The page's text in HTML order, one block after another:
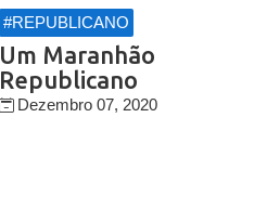
#REPUBLICANO
Um Maranhão
Republicano
Dezembro 07, 2020